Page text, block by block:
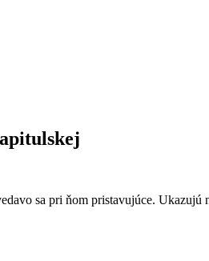
sa pri ňom pristavujúce.